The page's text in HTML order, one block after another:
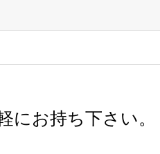
お持ち下さい。